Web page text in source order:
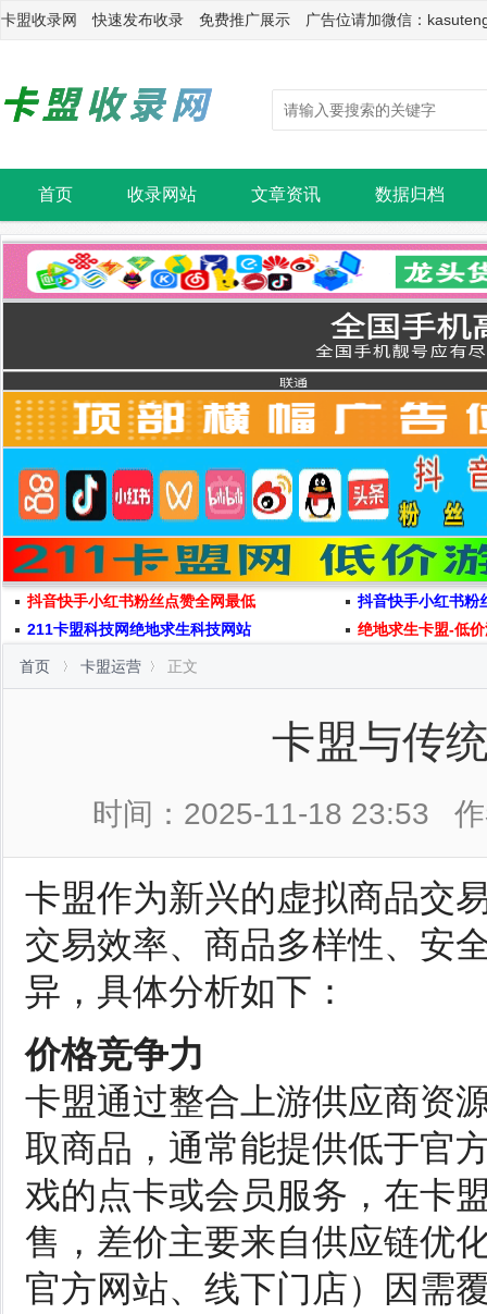
卡盟收录网 快速发布收录 免费推广展示 广告位请加微信：
首页 收录网站 文章资讯 数据归档
抖音快手小红书粉丝点赞全网最低
抖音快手小红书粉
211卡盟科技网绝地求生科技网站
绝地求生卡盟-低
首页 卡盟运营 正文
卡盟与传
时间：2025-11-18 23:53
卡盟作为新兴的虚拟商品交
交易效率、商品多样性、安
异，具体分析如下：
价格竞争力
卡盟通过整合上游供应商资
取商品，通常能提供低于官
戏的点卡或会员服务，在卡
售，差价主要来自供应链优
官方网站、线下门店）因需